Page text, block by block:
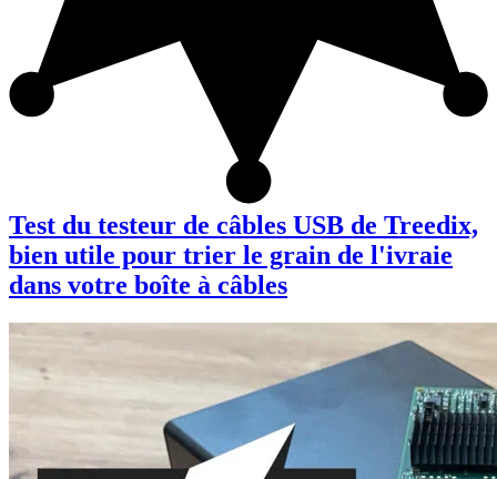
Test du testeur de câbles USB de Treedix,
bien utile pour trier le grain de l'ivraie
dans votre boîte à câbles